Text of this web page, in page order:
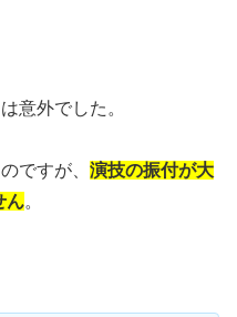
意外でした。
ですが、 演技の振付が大
ん。